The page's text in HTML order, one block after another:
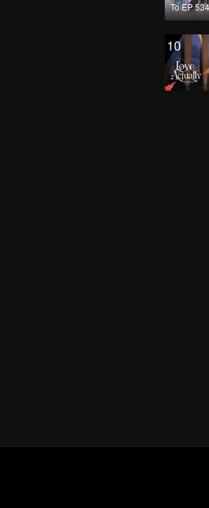
To EP 534
10